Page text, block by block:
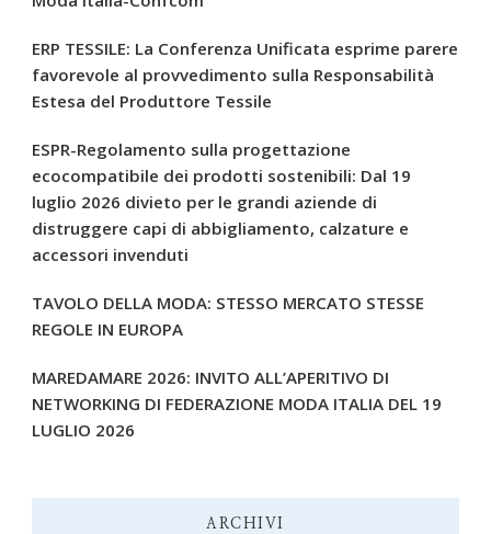
ERP TESSILE: La Conferenza Unificata esprime parere
favorevole al provvedimento sulla Responsabilità
Estesa del Produttore Tessile
ESPR-Regolamento sulla progettazione
ecocompatibile dei prodotti sostenibili: Dal 19
luglio 2026 divieto per le grandi aziende di
distruggere capi di abbigliamento, calzature e
accessori invenduti
TAVOLO DELLA MODA: STESSO MERCATO STESSE
REGOLE IN EUROPA
MAREDAMARE 2026: INVITO ALL’APERITIVO DI
NETWORKING DI FEDERAZIONE MODA ITALIA DEL 19
LUGLIO 2026
ARCHIVI